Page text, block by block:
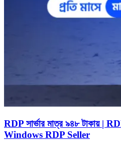
RDP সার্ভার মাত্র ৯৪৮ টাকায় |
Windows RDP Seller